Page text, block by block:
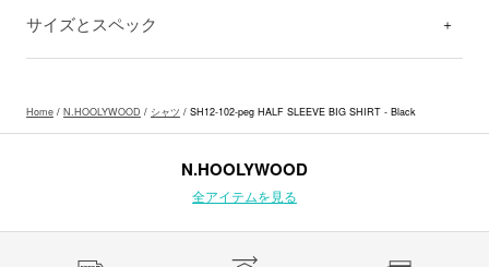
サイズとスペック
Home / N.HOOLYWOOD / シャツ / SH12-102-peg HALF SLEEVE BIG SHIRT - Black
N.HOOLYWOOD
全アイテムを見る